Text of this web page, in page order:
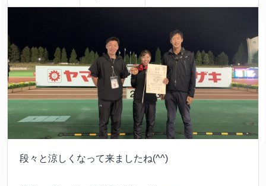
段々と涼しくなって来ましたね(^^)